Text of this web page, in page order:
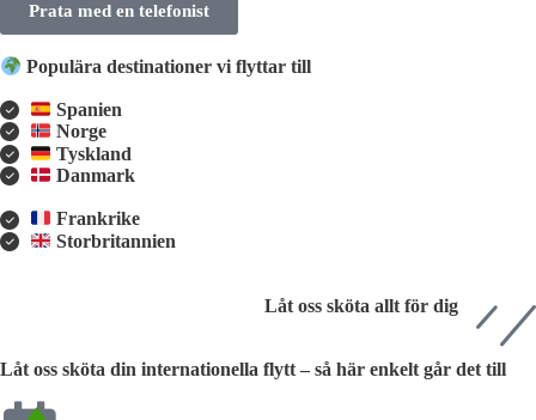
Prata med en telefonist
Populära destinationer vi flyttar till
Spanien
Norge
Tyskland
Danmark
Frankrike
Storbritannien
Låt oss sköta allt för dig
Låt oss sköta din internationella flytt – så här enkelt går det till